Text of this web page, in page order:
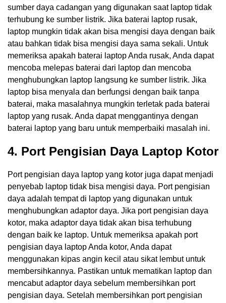
sumber daya cadangan yang digunakan saat laptop tidak
terhubung ke sumber listrik. Jika baterai laptop rusak,
laptop mungkin tidak akan bisa mengisi daya dengan baik
atau bahkan tidak bisa mengisi daya sama sekali. Untuk
memeriksa apakah baterai laptop Anda rusak, Anda dapat
mencoba melepas baterai dari laptop dan mencoba
menghubungkan laptop langsung ke sumber listrik. Jika
laptop bisa menyala dan berfungsi dengan baik tanpa
baterai, maka masalahnya mungkin terletak pada baterai
laptop yang rusak. Anda dapat menggantinya dengan
baterai laptop yang baru untuk memperbaiki masalah ini.
4. Port Pengisian Daya Laptop Kotor
Port pengisian daya laptop yang kotor juga dapat menjadi
penyebab laptop tidak bisa mengisi daya. Port pengisian
daya adalah tempat di laptop yang digunakan untuk
menghubungkan adaptor daya. Jika port pengisian daya
kotor, maka adaptor daya tidak akan bisa terhubung
dengan baik ke laptop. Untuk memeriksa apakah port
pengisian daya laptop Anda kotor, Anda dapat
menggunakan kipas angin kecil atau sikat lembut untuk
membersihkannya. Pastikan untuk mematikan laptop dan
mencabut adaptor daya sebelum membersihkan port
pengisian daya. Setelah membersihkan port pengisian